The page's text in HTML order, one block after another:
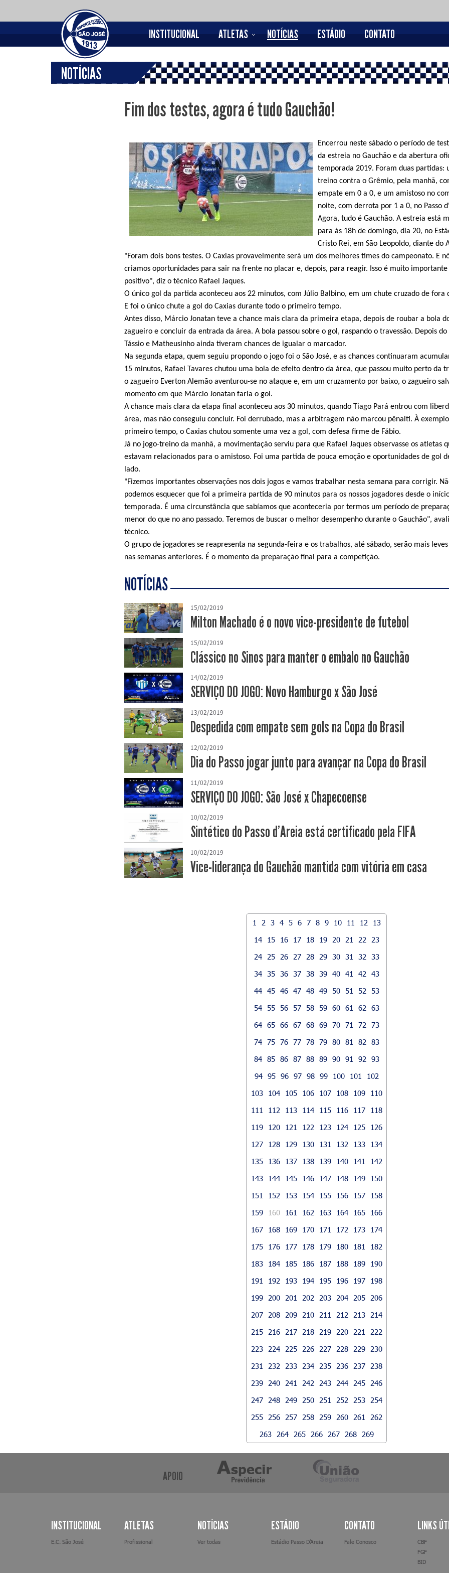
INSTITUCIONAL ATLETAS NOTÍCIAS ESTÁDIO CONTATO
NOTÍCIAS
Fim dos testes, agora é tudo Gauchão!
Encerrou neste sábado o período de
da estreia no Gauchão e da abertura
temporada 2019. Foram duas partidas:
treino contra o Grêmio, pela manhã,
empate em 0 a 0, e um amistoso no
noite, com derrota por 1 a 0, no Passo
Agora, tudo é Gauchão. A estreia está
para às 18h de domingo, dia 20, no
Cristo Rei, em São Leopoldo, diante do
"Foram dois bons testes. O Caxias provavelmente será um dos melhores times do campeonato. E
criamos oportunidades para sair na frente no placar e, depois, para reagir. Isso é muito importante
positivo", diz o técnico Rafael Jaques.
O único gol da partida aconteceu aos 22 minutos, com Júlio Balbino, em um chute cruzado de fora
E foi o único chute a gol do Caxias durante todo o primeiro tempo.
Antes disso, Márcio Jonatan teve a chance mais clara da primeira etapa, depois de roubar a bola
zagueiro e concluir da entrada da área. A bola passou sobre o gol, raspando o travessão. Depois do
Tássio e Matheusinho ainda tiveram chances de igualar o marcador.
Na segunda etapa, quem seguiu propondo o jogo foi o São José, e as chances continuaram
15 minutos, Rafael Tavares chutou uma bola de efeito dentro da área, que passou muito perto da
o zagueiro Everton Alemão aventurou-se no ataque e, em um cruzamento por baixo, o zagueiro
momento em que Márcio Jonatan faria o gol.
A chance mais clara da etapa final aconteceu aos 30 minutos, quando Tiago Pará entrou com
área, mas não conseguiu concluir. Foi derrubado, mas a arbitragem não marcou pênalti. À
primeiro tempo, o Caxias chutou somente uma vez a gol, com defesa firme de Fábio.
Já no jogo-treino da manhã, a movimentação serviu para que Rafael Jaques observasse os atletas
estavam relacionados para o amistoso. Foi uma partida de pouca emoção e oportunidades de gol
lado.
"Fizemos importantes observações nos dois jogos e vamos trabalhar nesta semana para corrigir.
podemos esquecer que foi a primeira partida de 90 minutos para os nossos jogadores desde o
temporada. É uma circunstância que sabíamos que aconteceria por termos um período de
menor do que no ano passado. Teremos de buscar o melhor desempenho durante o Gauchão",
técnico.
O grupo de jogadores se reapresenta na segunda-feira e os trabalhos, até sábado, serão mais
nas semanas anteriores. É o momento da preparação final para a competição.
NOTÍCIAS
15/02/2019
Milton Machado é o novo vice-presidente de futebol
15/02/2019
Clássico no Sinos para manter o embalo no Gauchão
14/02/2019
SERVIÇO DO JOGO: Novo Hamburgo x São José
13/02/2019
Despedida com empate sem gols na Copa do Brasil
12/02/2019
Dia do Passo jogar junto para avançar na Copa do Brasil
11/02/2019
SERVIÇO DO JOGO: São José x Chapecoense
10/02/2019
Sintético do Passo d'Areia está certificado pela FIFA
10/02/2019
Vice-liderança do Gauchão mantida com vitória em casa
1 2 3 4 5 6 7 8 9 10 11 12
13
14
15 16 17 18 19 20 21 22
23
24
25 26 27 28 29 30 31 32
33
34 35 36 37 38 39 40 41 42
43
44 45 46 47 48 49 50 51 52
53
54 55 56 57 58 59 60 61 62
63
64 65 66 67 68 69 70 71 72
73
74 75 76 77 78 79 80 81 82
83
84 85 86 87 88 89 90 91 92
93
94 95 96 97 98 99 100 101
102
103
104 105 106 107 108 109
110
111
112 113 114 115 116 117
118
119
120 121 122 123 124 125
126
127
128 129 130 131 132 133
134
135
136 137 138 139 140 141
142
143
144 145 146 147 148 149
150
151
152 153 154 155 156 157
158
159
160 161 162 163 164 165
166
167
168 169 170 171 172 173
174
175
176 177 178 179 180 181
182
183
184 185 186 187 188 189
190
191
192 193 194 195 196 197
198
199
200 201 202 203 204 205
206
207
208 209 210 211 212 213
214
215
216 217 218 219 220 221
222
223
224 225 226 227 228 229
230
231
232 233 234 235 236 237
238
239
240 241 242 243 244 245
246
247
248 249 250 251 252 253
254
255
256 257 258 259 260 261
262
263
264 265 266 267 268 269
APOIO
INSTITUCIONAL
E.C. São José
ATLETAS
Profissional
NOTÍCIAS
Ver todas
ESTÁDIO
Estádio Passo D’Areia
CONTATO
Fale Conosco
LINKS
CBF
FGF
BID